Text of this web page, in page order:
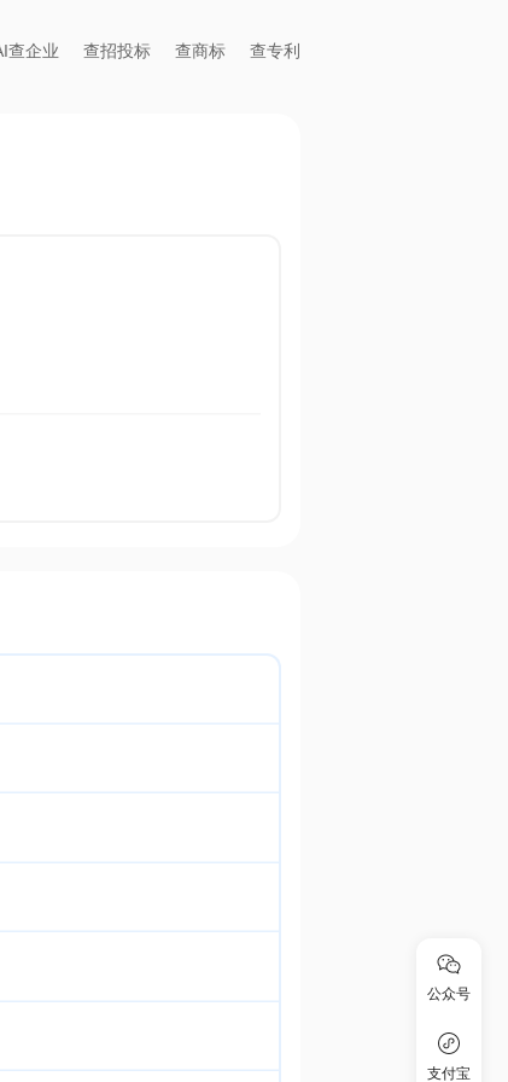
查企业 查招投标 查商标 查专利
公众号
支付宝